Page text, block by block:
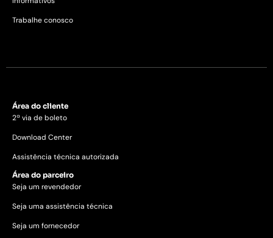
Trabalhe conosco
Área do cliente
2ª via de boleto
Download Center
Assistência técnica autorizada
Área do parceiro
Seja um revendedor
Seja uma assistência técnica
Seja um fornecedor